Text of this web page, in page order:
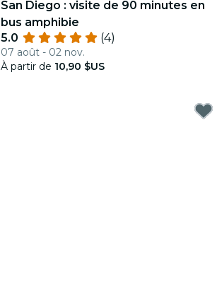
San Diego : visite de 90 minutes en
bus amphibie
5.0
(4)
07 août - 02 nov.
À partir de 10,90 $US